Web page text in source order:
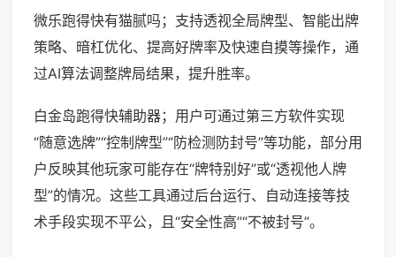
微乐跑得快有猫腻吗；支持透视全局牌型、智能出牌
策略、暗杠优化、提高好牌率及快速自摸等操作，通
过AI算法调整牌局结果，提升胜率。
白金岛跑得快辅助器；用户可通过第三方软件实现
“随意选牌”“控制牌型”“防检测防封号”等功能，部分用
户反映其他玩家可能存在“牌特别好”或“透视他人牌
型”的情况。这些工具通过后台运行、自动连接等技
术手段实现不平公，且“安全性高”“不被封号”。